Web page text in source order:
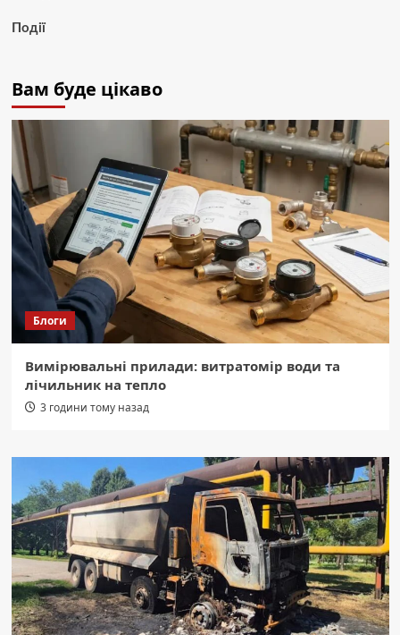
Події
Вам буде цікаво
Блоги
Вимірювальні прилади: витратомір води та
лічильник на тепло
3 години тому назад